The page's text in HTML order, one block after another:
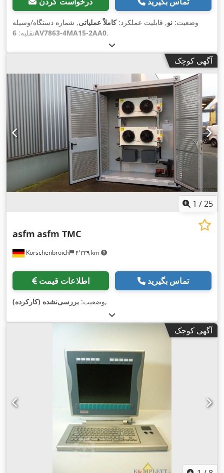
وضعیت: نو, قابلیت عملکرد:کاملاً عملیاتی, شماره دستگاه/وسیله
نقلیه:6AV7863-4MA15-2AA0,
آگهی کوچک
1 /25
Korschenbroich ۴٬۳۳۹ km
asfm asfm TMC
اطلاعات قیمت تماس بگیرید
وضعیت: بررسی‌نشده (کارکرده) ,
آگهی کوچک